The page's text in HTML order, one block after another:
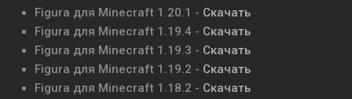
Figura для Minecraft 1.20.1 - Скачать
Figura для Minecraft 1.19.4 - Скачать
Figura для Minecraft 1.19.3 - Скачать
Figura для Minecraft 1.19.2 - Скачать
Figura для Minecraft 1.18.2 - Скачать